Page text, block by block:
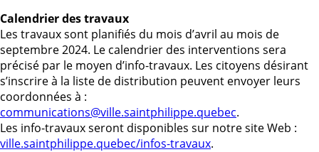
Calendrier des travaux
Les travaux sont planifiés du mois d’avril au mois de
septembre 2024. Le calendrier des interventions sera
précisé par le moyen d’info-travaux. Les citoyens désirant
s’inscrire à la liste de distribution peuvent envoyer leurs
coordonnées à :
communications@ville.saintphilippe.quebec.
Les info-travaux seront disponibles sur notre site Web :
ville.saintphilippe.quebec/infos-travaux.